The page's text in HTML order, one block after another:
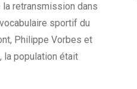
retransmission dans
sportif du
Philippe Vorbes et
la population était